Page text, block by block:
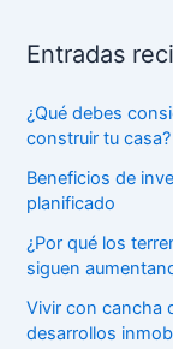
Entradas
¿Qué debes
construir tu casa?
Beneficios de
planificado
¿Por qué los
siguen
Vivir con cancha
desarrollos